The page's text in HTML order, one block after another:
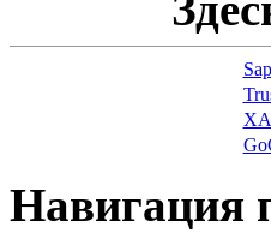
Навигация